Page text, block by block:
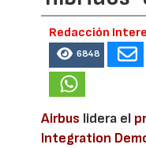
Redacción
6848
Airbus lidera el
Integration